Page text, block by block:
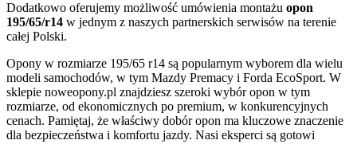
Dodatkowo oferujemy możliwość umówienia montażu opon
195/65/r14 w jednym z naszych partnerskich serwisów na terenie
całej Polski.
Opony w rozmiarze 195/65 r14 są popularnym wyborem dla wielu
modeli samochodów, w tym Mazdy Premacy i Forda EcoSport. W
sklepie noweopony.pl znajdziesz szeroki wybór opon w tym
rozmiarze, od ekonomicznych po premium, w konkurencyjnych
cenach. Pamiętaj, że właściwy dobór opon ma kluczowe znaczenie
dla bezpieczeństwa i komfortu jazdy. Nasi eksperci są gotowi